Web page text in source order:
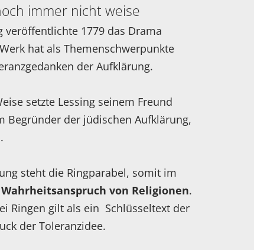
immer nicht weise
veröffentlichte 1779 das Drama
hat als Themenschwerpunkte
der Aufklärung.
setzte Lessing seinem Freund
Begründer der jüdischen Aufklärung,
steht die Ringparabel, somit im
Wahrheitsanspruch von Religionen.
Ringen gilt als ein Schlüsseltext der
der Toleranzidee.